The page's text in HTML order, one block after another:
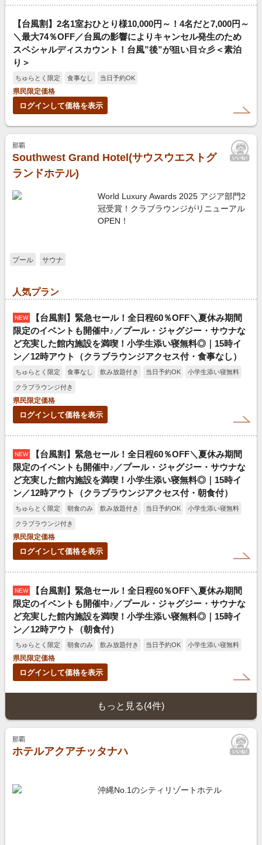
【台風割】2名1室おひとり様10,000円～！4名だと7,000円～
＼最大74％OFF／台風の影響によりキャンセル発生のため
スペシャルディスカウント！台風”後”が狙い目☆彡＜素泊
り＞
ちゅらとく限定 食事なし
当日予約OK
県民限定価格
ログインして価格を表示
那覇
Southwest Grand Hotel(サウスウエストグ
ランドホテル)
World Luxury Awards 2025 アジア部門2
冠受賞！クラブラウンジがリニューアル
OPEN！
プール サウナ
人気プラン
NEW
【台風割】緊急セール！全日程60％OFF＼夏休み期間
限定のイベントも開催中♪／プール・ジャグジー・サウナな
ど充実した館内施設を満喫！小学生添い寝無料◎｜15時イ
ン／12時アウト（クラブラウンジアクセス付・食事なし）
ちゅらとく限定 食事なし 飲み放題付き 当日予約OK 小学生添い寝無料
クラブラウンジ付き
県民限定価格
ログインして価格を表示
NEW
【台風割】緊急セール！全日程60％OFF＼夏休み期間
限定のイベントも開催中♪／プール・ジャグジー・サウナな
ど充実した館内施設を満喫！小学生添い寝無料◎｜15時イ
ン／12時アウト（クラブラウンジアクセス付・朝食付）
ちゅらとく限定 朝食のみ 飲み放題付き 当日予約OK 小学生添い寝無料
クラブラウンジ付き
県民限定価格
ログインして価格を表示
NEW
【台風割】緊急セール！全日程60％OFF＼夏休み期間
限定のイベントも開催中♪／プール・ジャグジー・サウナな
ど充実した館内施設を満喫！小学生添い寝無料◎｜15時イ
ン／12時アウト（朝食付）
ちゅらとく限定 朝食のみ 飲み放題付き 当日予約OK
小学生添い寝無料
県民限定価格
ログインして価格を表示
もっと見る(4件)
那覇
ホテルアクアチッタナハ
沖縄No.1のシティリゾートホテル